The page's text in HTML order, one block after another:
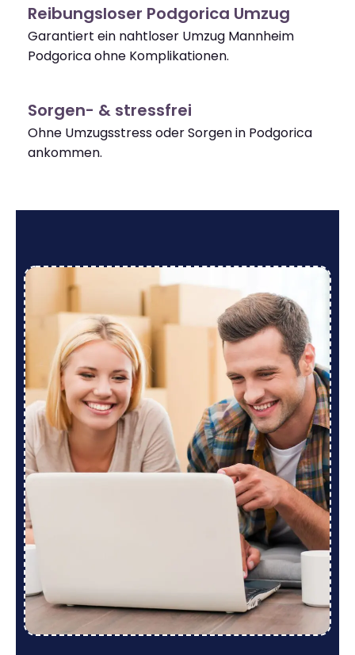
Reibungsloser Podgorica Umzug
Garantiert ein nahtloser Umzug Mannheim
Podgorica ohne Komplikationen.
Sorgen- & stressfrei
Ohne Umzugsstress oder Sorgen in Podgorica
ankommen.